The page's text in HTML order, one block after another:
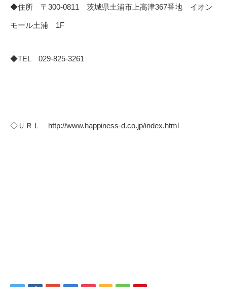
◆住所 〒300-0811 茨城県土浦市上高津367番地 イオン
モール土浦 1F
◆TEL 029-825-3261
◇ＵＲＬ http://www.happiness-d.co.jp/index.html